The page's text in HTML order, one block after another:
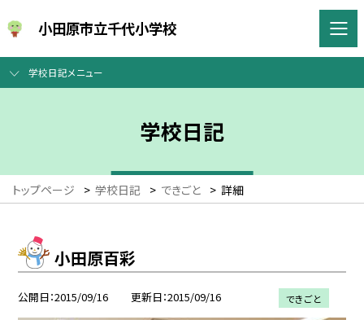
小田原市立千代小学校
学校日記メニュー
学校日記
トップページ > 学校日記 > できごと > 詳細
小田原百彩
公開日 2015/09/16 更新日 2015/09/16 できごと